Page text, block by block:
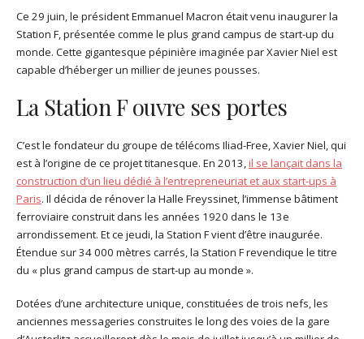
Ce 29 juin, le président Emmanuel Macron était venu inaugurer la
Station F, présentée comme le plus grand campus de start-up du
monde. Cette gigantesque pépinière imaginée par Xavier Niel est
capable d’héberger un millier de jeunes pousses.
La Station F ouvre ses portes
C’est le fondateur du groupe de télécoms Iliad-Free, Xavier Niel, qui
est à l’origine de ce projet titanesque. En 2013,il se lançait dans la
construction d’un lieu dédié à l’entrepreneuriat et aux start-ups à
Paris. Il décida de rénover la Halle Freyssinet, l’immense bâtiment
ferroviaire construit dans les années 1920 dans le 13e
arrondissement. Et ce jeudi, la Station F vient d’être inaugurée.
Étendue sur 34 000 mètres carrés, la Station F revendique le titre
du « plus grand campus de start-up au monde ».
Dotées d’une architecture unique, constituées de trois nefs, les
anciennes messageries construites le long des voies de la gare